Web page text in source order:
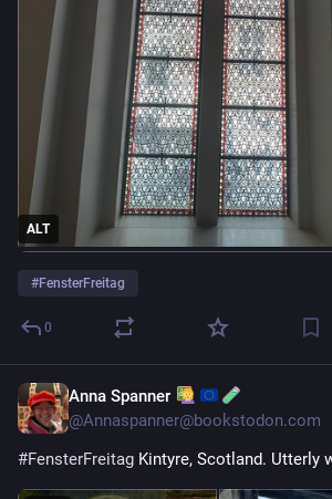
ALT
#FensterFreitag
0
Anna Spanner
@Annaspanner@bookstodon.com
#FensterFreitag Kintyre, Scotland. Utterly